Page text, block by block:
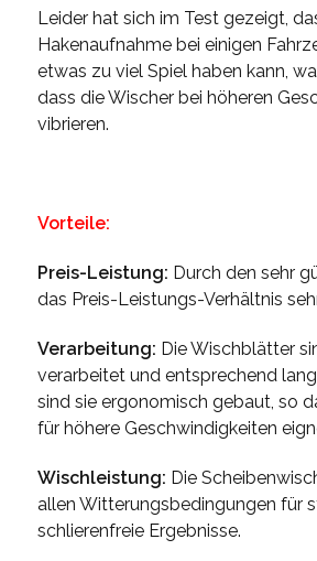
Leider hat sich im Test gezeigt,
Hakenaufnahme bei einigen
etwas zu viel Spiel haben kann,
dass die Wischer bei höheren
vibrieren.
Vorteile:
Preis-Leistung: Durch den sehr
das Preis-Leistungs-Verhältnis
Verarbeitung: Die Wischblätter
verarbeitet und entsprechend
sind sie ergonomisch gebaut, so
für höhere Geschwindigkeiten
Wischleistung: Die
allen Witterungsbedingungen für
schlierenfreie Ergebnisse.